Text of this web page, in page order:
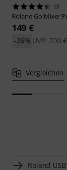
28
Roland Go:Mixer
149 €
UVP: 200 €
-26%
Vergleichen
Roland